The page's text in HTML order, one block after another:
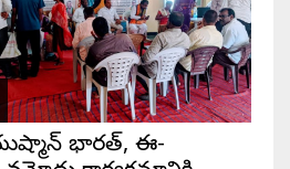
భారత్, ఈ-